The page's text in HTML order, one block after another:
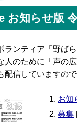
お知らせ版
ランティア「野ば
人のために「声の
配信していますの
お知
募集